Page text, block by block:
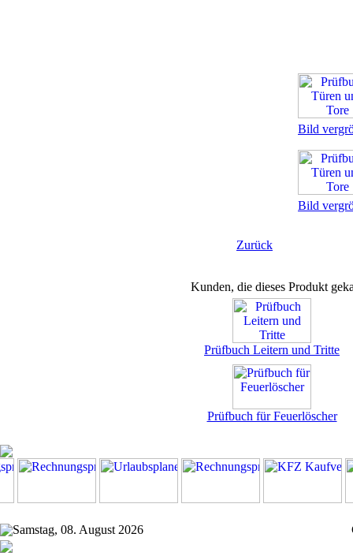
Bild
Bild
Zurück
Kunden, die dieses Produkt
Prüfbuch Leitern und Tritte
Prüfbuch für Feuerlöscher
Samstag, 08. August 2026